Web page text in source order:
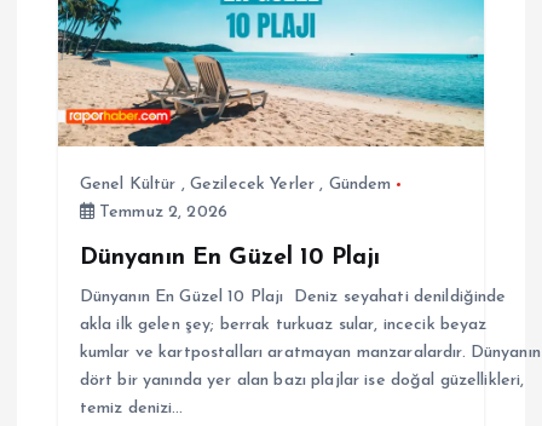
Genel Kültür , Gezilecek Yerler , Gündem
Temmuz 2, 2026
Dünyanın En Güzel 10 Plajı
Dünyanın En Güzel 10 Plajı Deniz seyahati denildiğinde
akla ilk gelen şey; berrak turkuaz sular, incecik beyaz
kumlar ve kartpostalları aratmayan manzaralardır. Dünyanın
dört bir yanında yer alan bazı plajlar ise doğal güzellikleri,
temiz denizi…